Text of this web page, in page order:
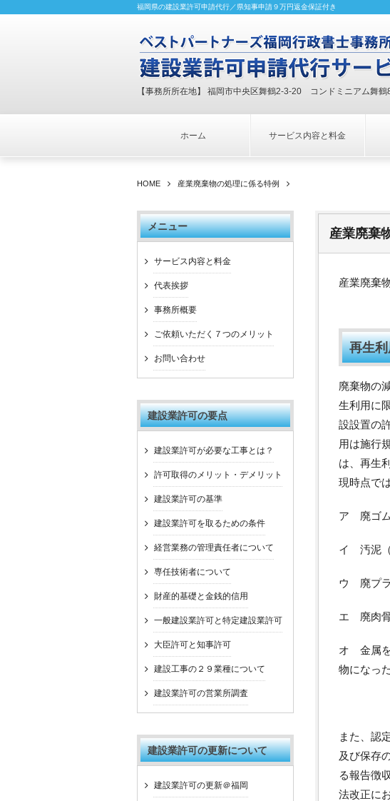
福岡県の建設業許可申請代行／県知事申請９万円返金保証付き
【事務所所在地】 福岡市中央区舞鶴2-3-20 コンドミニアム舞鶴
ホーム サービス内容と料金
HOME 産業廃棄物の処理に係る特例
産業廃棄
産業廃棄
再生
廃棄物の
生利用に
設設置の
用は施行
は、再生
現時点で
ア 廃ゴム
イ 汚泥（
ウ 廃プ
エ 廃肉骨
オ 金属を
物になっ
また、認
及び保存
る報告徴
法改正に
メニュー
サービス内容と料金
代表挨拶
事務所概要
ご依頼いただく７つのメリット
お問い合わせ
建設業許可の要点
建設業許可が必要な工事とは？
許可取得のメリット・デメリット
建設業許可の基準
建設業許可を取るための条件
経営業務の管理責任者について
専任技術者について
財産的基礎と金銭的信用
一般建設業許可と特定建設業許可
大臣許可と知事許可
建設工事の２９業種について
建設業許可の営業所調査
建設業許可の更新について
建設業許可の更新＠福岡